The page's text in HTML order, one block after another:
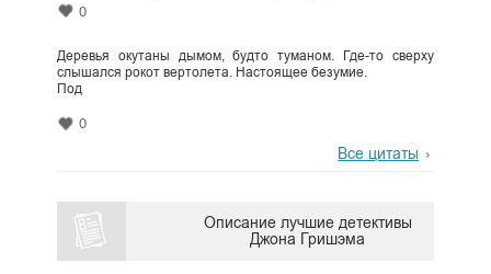
0
Деревья окутаны дымом, будто туманом. Где-то сверху
слышался рокот вертолета. Настоящее безумие.
Под
0
Все цитаты
Описание лучшие детективы
Джона Гришэма